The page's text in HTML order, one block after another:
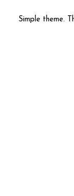
Simple theme.